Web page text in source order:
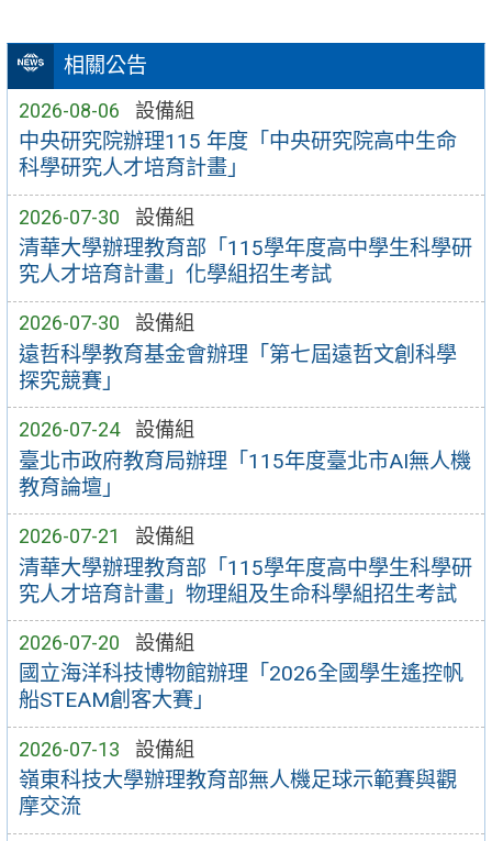
相關公告
2026-08-06 設備組
中央研究院辦理115 年度「中央研究院高中生命
科學研究人才培育計畫」
2026-07-30 設備組
清華大學辦理教育部「115學年度高中學生科學研
究人才培育計畫」化學組招生考試
2026-07-30 設備組
遠哲科學教育基金會辦理「第七屆遠哲文創科學
探究競賽」
2026-07-24 設備組
臺北市政府教育局辦理「115年度臺北市AI無人機
教育論壇」
2026-07-21 設備組
清華大學辦理教育部「115學年度高中學生科學研
究人才培育計畫」物理組及生命科學組招生考試
2026-07-20 設備組
國立海洋科技博物館辦理「2026全國學生遙控帆
船STEAM創客大賽」
2026-07-13 設備組
嶺東科技大學辦理教育部無人機足球示範賽與觀
摩交流